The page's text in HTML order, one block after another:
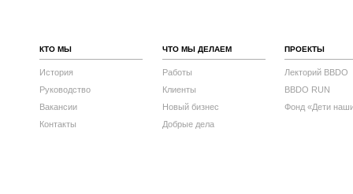
КТО МЫ
История
Руководство
Вакансии
Контакты
ЧТО МЫ ДЕЛАЕМ
Работы
Клиенты
Новый бизнес
Добрые дела
ПРОЕКТЫ
Лекторий BBDO
BBDO RUN
Фонд «Дети